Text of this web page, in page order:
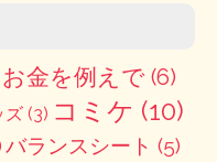
お金を例えで (6)
ズ (3) コミケ (10)
バランスシート (5)